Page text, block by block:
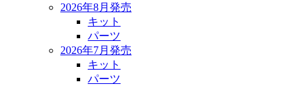
2026年8月発売
キット
パーツ
2026年7月発売
キット
パーツ